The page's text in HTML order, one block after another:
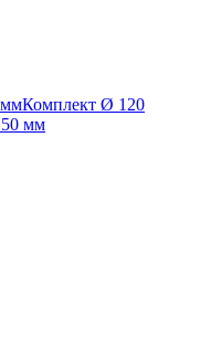
Комплект Ø 120
мм